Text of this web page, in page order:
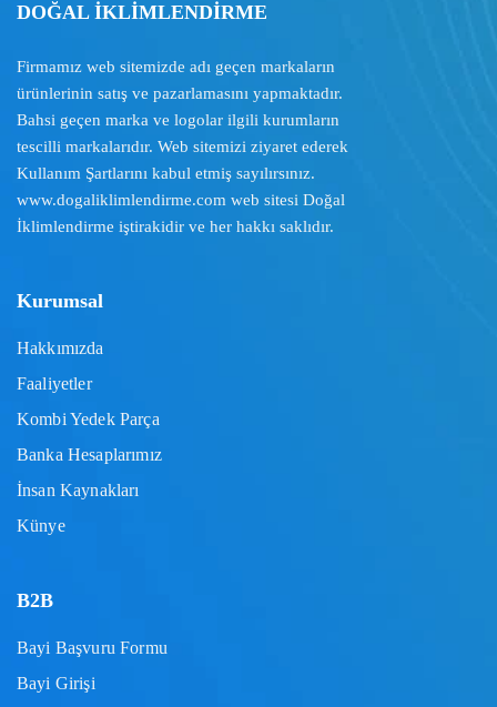
DOĞAL İKLİMLENDİRME
Firmamız web sitemizde adı geçen markaların
ürünlerinin satış ve pazarlamasını yapmaktadır.
Bahsi geçen marka ve logolar ilgili kurumların
tescilli markalarıdır. Web sitemizi ziyaret ederek
Kullanım Şartlarını kabul etmiş sayılırsınız.
www.dogaliklimlendirme.com web sitesi Doğal
İklimlendirme iştirakidir ve her hakkı saklıdır.
Kurumsal
Hakkımızda
Faaliyetler
Kombi Yedek Parça
Banka Hesaplarımız
İnsan Kaynakları
Künye
B2B
Bayi Başvuru Formu
Bayi Girişi